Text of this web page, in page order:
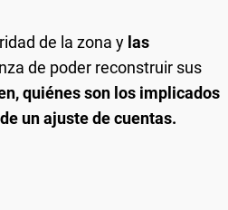
de la zona y las
de poder reconstruir sus
quiénes son los implicados
un ajuste de cuentas.